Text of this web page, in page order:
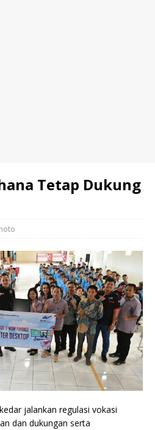
Tetap Dukung
jalankan regulasi vokasi
dan dukungan serta